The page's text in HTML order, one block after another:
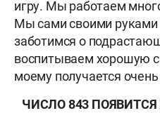
игру. Мы работаем
Мы сами своими
заботимся о
воспитываем хорошую
моему получается
ЧИСЛО 843